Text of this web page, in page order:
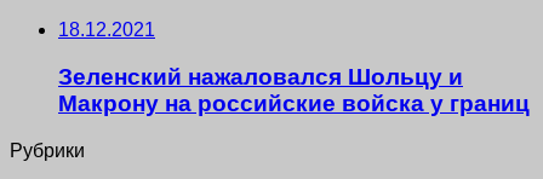
18.12.2021
Зеленский нажаловался Шольцу и
Макрону на российские войска у границ
Рубрики